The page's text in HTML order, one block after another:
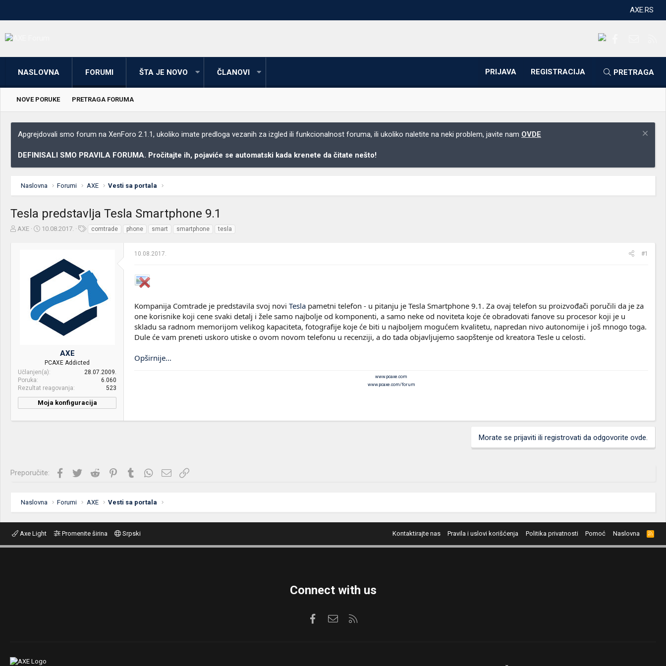
AXE.RS
NASLOVNA FORUMI ŠTA JE NOVO ČLANOVI PRIJAVA REGISTRACIJA PRETRAGA
NOVE PORUKE PRETRAGA FORUMA
Apgrejdovali smo forum na XenForo 2.1.1, ukoliko imate predloga vezanih za izgled ili funkcionalnost foruma, ili ukoliko naletite na neki problem, javite nam OVDE
DEFINISALI SMO PRAVILA FORUMA. Pročitajte ih, pojaviće se automatski kada krenete da čitate nešto!
Naslovna Forumi AXE Vesti sa portala
Tesla predstavlja Tesla Smartphone 9.1
Z
AXE
D
p
o
e
t
a
10.08.2017.
e
comtrade phone smart smartphone tesla
AXE
PCAXE Addicted
Učlanjen(a)
28.07.2009.
Poruka
6.060
Rezultat reagovanja
523
Moja konfiguracija
10.08.2017. #1
Kompanija Comtrade je predstavila svoj novi Tesla pametni telefon - u pitanju je Tesla Smartphone 9.1. Za ovaj telefon su proizvođači poručili da je za
one korisnike koji cene svaki detalj i žele samo najbolje od komponenti, a samo neke od noviteta koje će obradovati fanove su procesor koji je u
skladu sa radnom memorijom velikog kapaciteta, fotografije koje će biti u najboljem mogućem kvalitetu, napredan nivo autonomije i još mnogo toga.
Dule će vam preneti uskoro utiske o ovom novom telefonu u recenziji, a do tada objavljujemo saopštenje od kreatora Tesle u celosti.
Opširnije...
www.pcaxe.com
www.pcaxe.com/forum
Morate se prijaviti ili registrovati da odgovorite ovde.
Preporučite: Facebook
Twitter Reddit PinterestTumblrWhatsApp
Imejl Link
Naslovna Forumi AXE Vesti sa portala
Axe Light Promenite širina Srpski Kontaktirajte nas Pravila i uslovi korišćenja Politika privatnosti Pomoć Naslovna
R
S
S
Connect with us
FacebookKontaktirajte nas